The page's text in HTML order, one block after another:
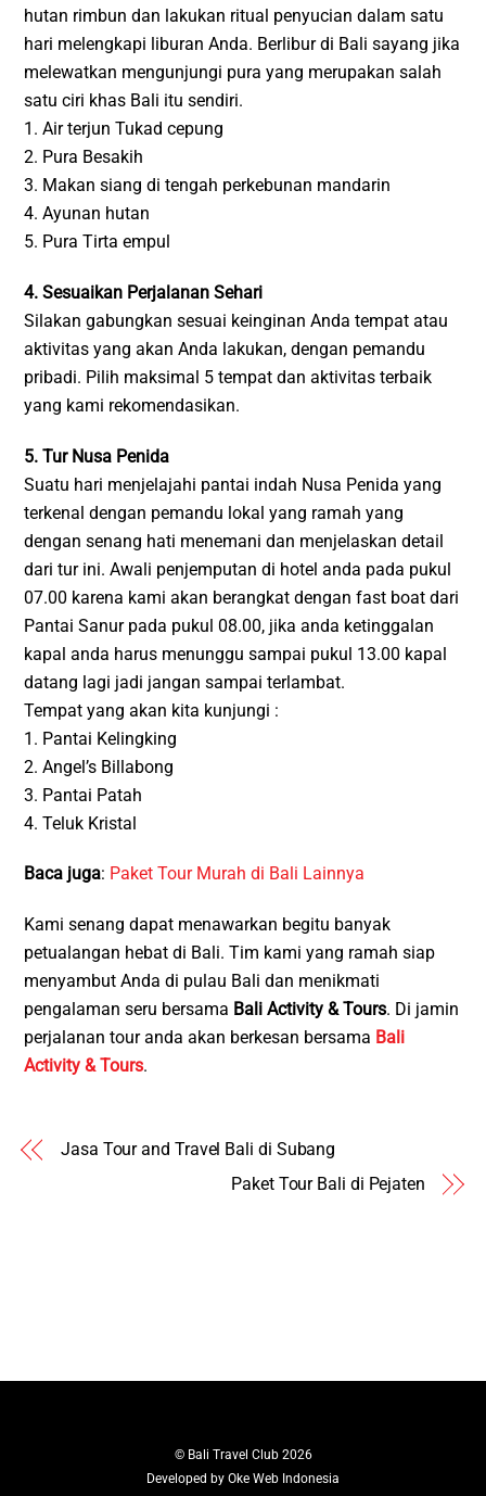
hutan rimbun dan lakukan ritual penyucian dalam satu
hari melengkapi liburan Anda. Berlibur di Bali sayang jika
melewatkan mengunjungi pura yang merupakan salah
satu ciri khas Bali itu sendiri.
1. Air terjun Tukad cepung
2. Pura Besakih
3. Makan siang di tengah perkebunan mandarin
4. Ayunan hutan
5. Pura Tirta empul
4. Sesuaikan Perjalanan Sehari
Silakan gabungkan sesuai keinginan Anda tempat atau
aktivitas yang akan Anda lakukan, dengan pemandu
pribadi. Pilih maksimal 5 tempat dan aktivitas terbaik
yang kami rekomendasikan.
5. Tur Nusa Penida
Suatu hari menjelajahi pantai indah Nusa Penida yang
terkenal dengan pemandu lokal yang ramah yang
dengan senang hati menemani dan menjelaskan detail
dari tur ini. Awali penjemputan di hotel anda pada pukul
07.00 karena kami akan berangkat dengan fast boat dari
Pantai Sanur pada pukul 08.00, jika anda ketinggalan
kapal anda harus menunggu sampai pukul 13.00 kapal
datang lagi jadi jangan sampai terlambat.
Tempat yang akan kita kunjungi :
1. Pantai Kelingking
2. Angel’s Billabong
3. Pantai Patah
4. Teluk Kristal
Baca juga: Paket Tour Murah di Bali Lainnya
Kami senang dapat menawarkan begitu banyak
petualangan hebat di Bali. Tim kami yang ramah siap
menyambut Anda di pulau Bali dan menikmati
pengalaman seru bersama Bali Activity & Tours. Di jamin
perjalanan tour anda akan berkesan bersama Bali
Activity & Tours.
Jasa Tour and Travel Bali di Subang
Paket Tour Bali di Pejaten
© Bali Travel Club2026
Developed by Oke Web Indonesia